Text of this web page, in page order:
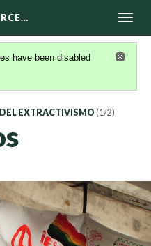
have been disabled
EXTRACTIVISMO (1/2)
del